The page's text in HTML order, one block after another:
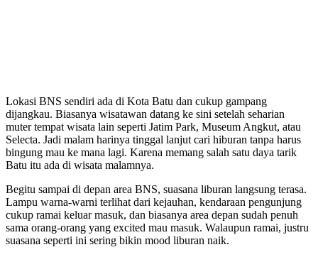
Lokasi BNS sendiri ada di Kota Batu dan cukup gampang
dijangkau. Biasanya wisatawan datang ke sini setelah seharian
muter tempat wisata lain seperti Jatim Park, Museum Angkut, atau
Selecta. Jadi malam harinya tinggal lanjut cari hiburan tanpa harus
bingung mau ke mana lagi. Karena memang salah satu daya tarik
Batu itu ada di wisata malamnya.
Begitu sampai di depan area BNS, suasana liburan langsung terasa.
Lampu warna-warni terlihat dari kejauhan, kendaraan pengunjung
cukup ramai keluar masuk, dan biasanya area depan sudah penuh
sama orang-orang yang excited mau masuk. Walaupun ramai, justru
suasana seperti ini sering bikin mood liburan naik.